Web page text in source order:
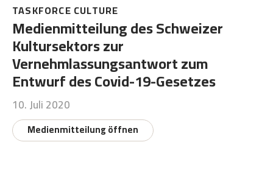
TASKFORCE CULTURE
Medienmitteilung des Schweizer
Kultursektors zur
Vernehmlassungsantwort zum
Entwurf des Covid-19-Gesetzes
10. Juli 2020
Medienmitteilung öffnen